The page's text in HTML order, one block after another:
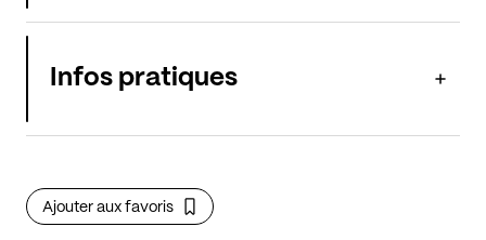
Infos pratiques
Ajouter aux favoris